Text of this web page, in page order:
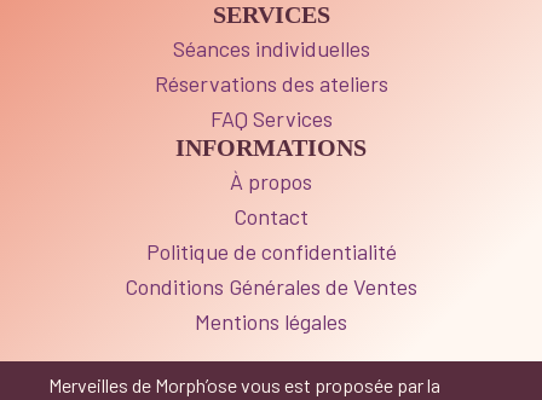
SERVICES
Séances individuelles
Réservations des ateliers
FAQ Services
INFORMATIONS
À propos
Contact
Politique de confidentialité
Conditions Générales de Ventes
Mentions légales
Merveilles de Morph’ose vous est proposée par la